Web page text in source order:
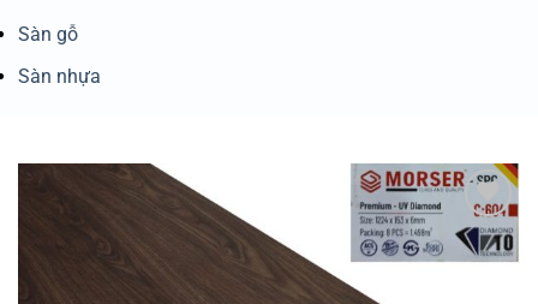
Sàn gỗ
Sàn nhựa
Yêu
thích